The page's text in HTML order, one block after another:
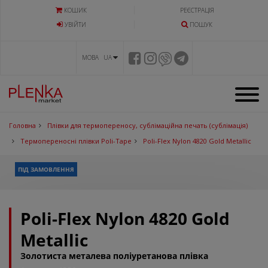
КОШИК
РЕЄСТРАЦІЯ
УВIЙТИ
ПОШУК
МОВА UA
Головна
Плівки для термопереносу, сублімаційна печать (сублімація)
Термопереносні плівки Poli-Tape
Poli-Flex Nylon 4820 Gold Metallic
ПІД ЗАМОВЛЕННЯ
Poli-Flex Nylon 4820 Gold
Metallic
Золотиста металева поліуретанова плівка